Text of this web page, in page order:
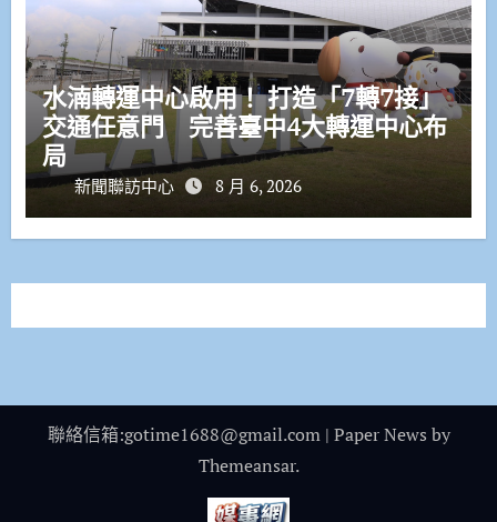
水湳轉運中心啟用！ 打造「7轉7接」
交通任意門 完善臺中4大轉運中心布
局
新聞聯訪中心 8 月 6, 2026
聯絡信箱:gotime1688@gmail.com | Paper News by
Themeansar.